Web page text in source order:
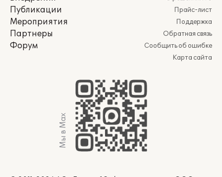
Публикации
Мероприятия
Партнеры
Форум
Прайс-лист
Поддержка
Обратная связь
Сообщить об ошибке
Карта сайта
Мы в Max